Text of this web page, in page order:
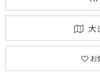
大
お